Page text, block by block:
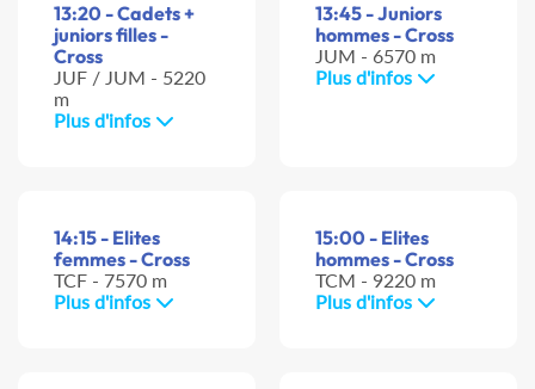
13:20 - Cadets +
juniors filles -
Cross
JUF / JUM - 5220
m
Plus d'infos
13:45 - Juniors
hommes - Cross
JUM - 6570 m
Plus d'infos
14:15 - Elites
femmes - Cross
TCF - 7570 m
Plus d'infos
15:00 - Elites
hommes - Cross
TCM - 9220 m
Plus d'infos